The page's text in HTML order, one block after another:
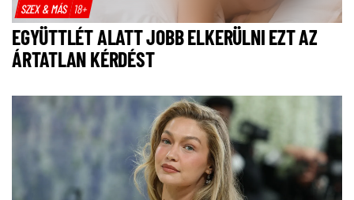
SZEX & MÁS 18+
EGYÜTTLÉT ALATT JOBB ELKERÜLNI EZT AZ
ÁRTATLAN KÉRDÉST